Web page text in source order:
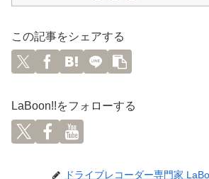
この記事をシェアする
LaBoon!!をフォローする
ドライブレコーダー専門家